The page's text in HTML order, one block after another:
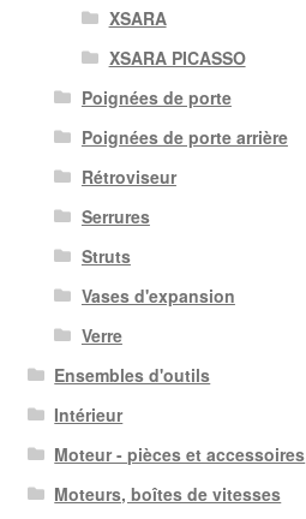
XSARA
XSARA PICASSO
Poignées de porte
Poignées de porte arrière
Rétroviseur
Serrures
Struts
Vases d'expansion
Verre
Ensembles d'outils
Intérieur
Moteur - pièces et accessoires
Moteurs, boîtes de vitesses